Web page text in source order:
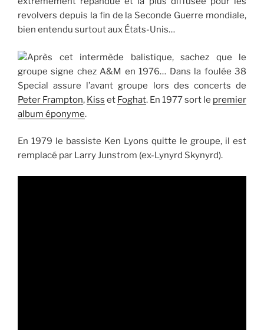
revolvers depuis la fin de la Seconde Guerre mondiale,
bien entendu surtout aux États-Unis…
Après cet intermède balistique, sachez que le
groupe signe chez A&M en 1976… Dans la foulée 38
Special assure l’avant groupe lors des concerts de
Peter Frampton, Kiss et Foghat. En 1977 sort le premier
album éponyme.
En 1979 le bassiste Ken Lyons quitte le groupe, il est
remplacé par Larry Junstrom (ex-Lynyrd Skynyrd).